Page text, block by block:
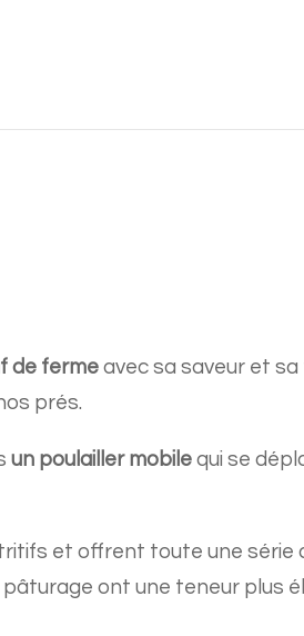
de ferme avec sa saveur et
prés.
un poulailler mobile qui se
et offrent toute une série
ont une teneur plus